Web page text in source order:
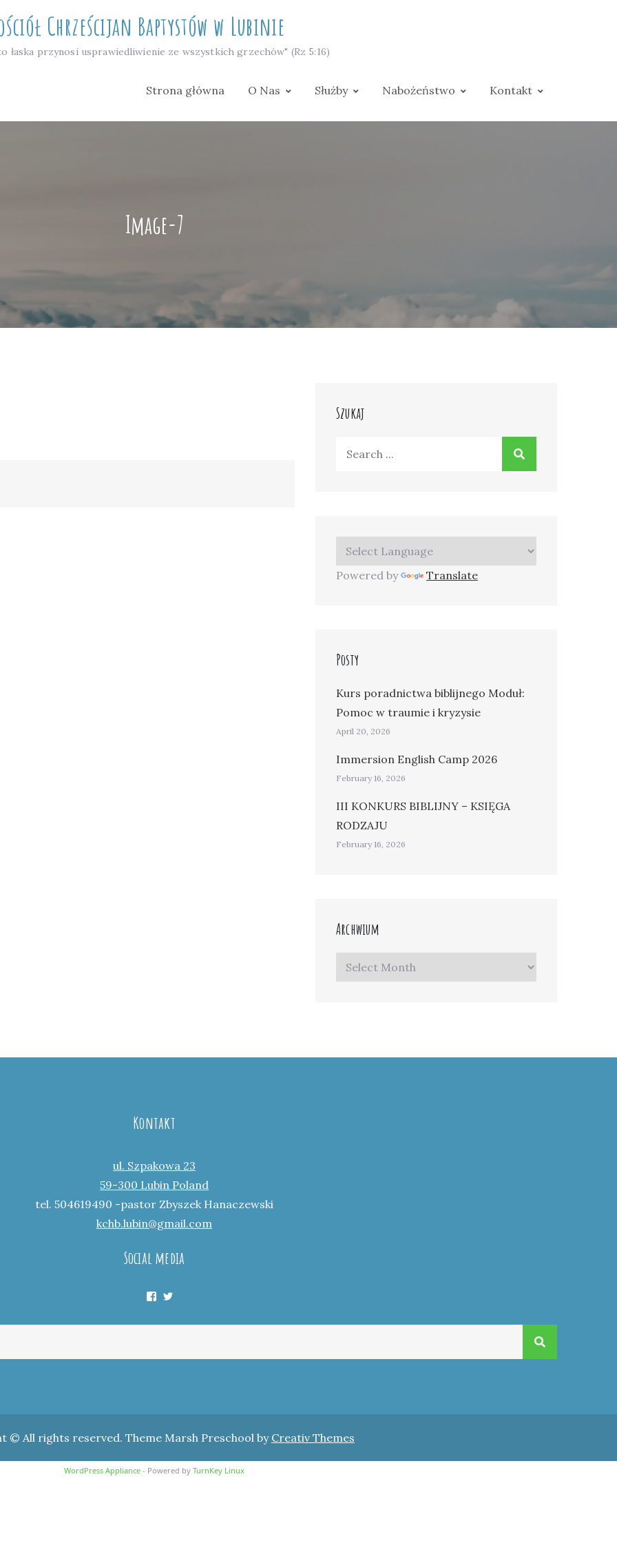
Chrześcijan Baptystów w Lubinie
łaska przynosi usprawiedliwienie ze wszystkich grzechów" (Rz 5:16)
Strona główna O Nas Służby Nabożeństwo Kontakt
Image-7
Szukaj
Powered by Translate
Posty
Kurs poradnictwa biblijnego Moduł:
Pomoc w traumie i kryzysie
April 20, 2026
Immersion English Camp 2026
February 16, 2026
III KONKURS BIBLIJNY – KSIĘGA
RODZAJU
February 16, 2026
Archwium
Archwium
Kontakt
ul. Szpakowa 23
59-300 Lubin Poland
tel. 504619490 -pastor Zbyszek Hanaczewski
kchb.lubin@gmail.com
Social media
Facebook
© All rights reserved. Theme Marsh Preschool by Creativ Themes
WordPress Appliance - Powered by TurnKey Linux